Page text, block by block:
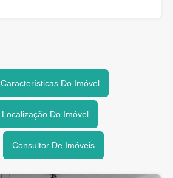
Características Do Imóvel
Localização Do Imóvel
Consultor De Imóveis